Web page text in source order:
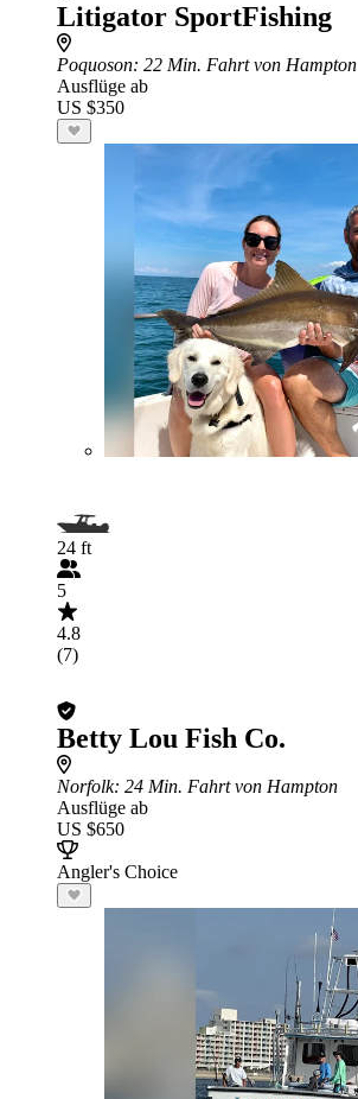
Litigator SportFishing
Poquoson: 22 Min. Fahrt von Hampton
Ausflüge ab
US $350
24 ft
5
4.8
(7)
Betty Lou Fish Co.
Norfolk: 24 Min. Fahrt von Hampton
Ausflüge ab
US $650
Angler's Choice